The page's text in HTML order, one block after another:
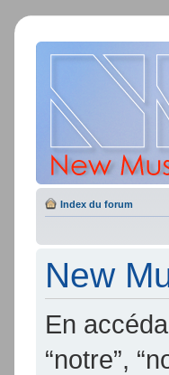
Index du forum
New
En
“notre”,